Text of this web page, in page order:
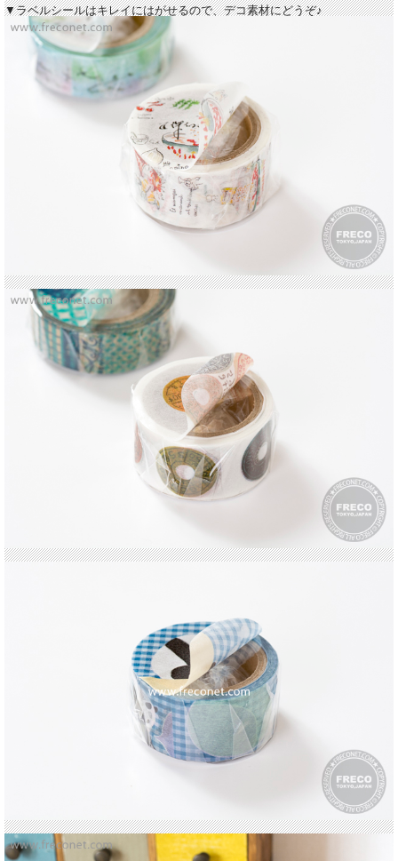
▼ラベルシールはキレイにはがせるので、デコ素材にどうぞ♪